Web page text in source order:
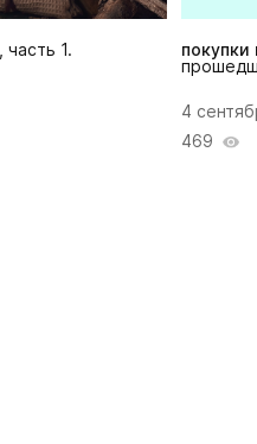
1.
покупки
4
469